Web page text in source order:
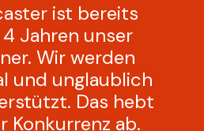
ist bereits
Jahren unser
Wir werden
und unglaublich
Das hebt
Konkurrenz ab.